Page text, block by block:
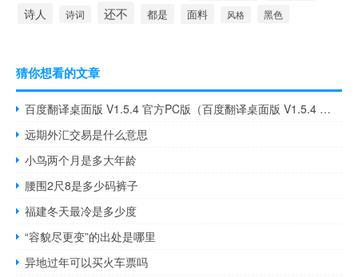
诗人 诗词 还不 都是 面料 风格 黑色
猜你想看的文章
百度翻译桌面版 V1.5.4 官方PC版（百度翻译桌面版 V1.5.4 官方PC版功能简介）
远期外汇交易是什么意思
小鸟两个月是多大年龄
腰围2尺8是多少码裤子
福建冬天最冷是多少度
“容貌尽更变”的出处是哪里
异地过年可以买火车票吗